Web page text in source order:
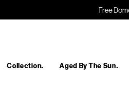
Free
Collection. Aged By The Sun.